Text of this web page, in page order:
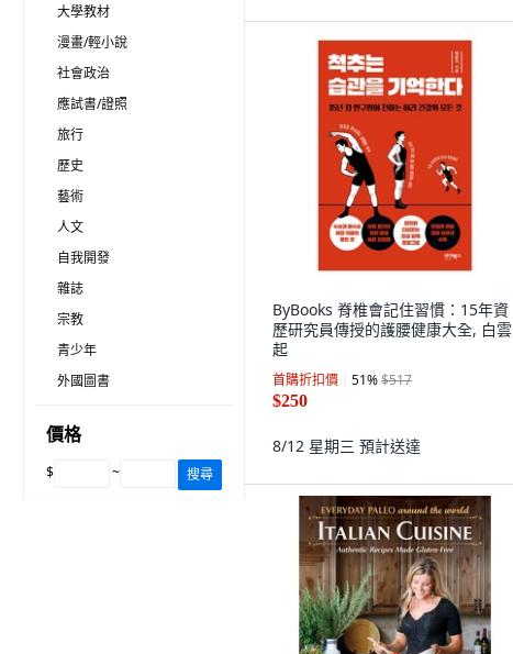
大學教材
漫畫/輕小說
社會政治
應試書/證照
旅行
歷史
藝術
人文
自我開發
雜誌
宗教
青少年
外國圖書
價格
$ ~ 搜尋
ByBooks 脊椎會記住習慣：15年資
歷研究員傳授的護腰健康大全, 白雲
起
首購折扣價 51%$517
$250
8/12 星期三 預計送達